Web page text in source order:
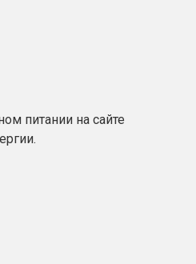
питании на сайте